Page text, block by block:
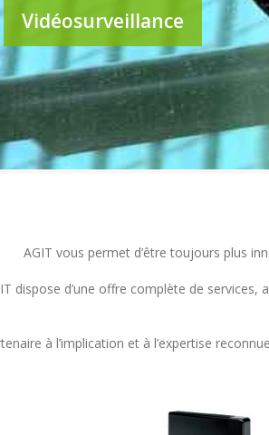
Vidéosurveillance
AGIT vous permet d’être toujours plus
dispose d’une offre complète de services,
à l’implication et à l’expertise